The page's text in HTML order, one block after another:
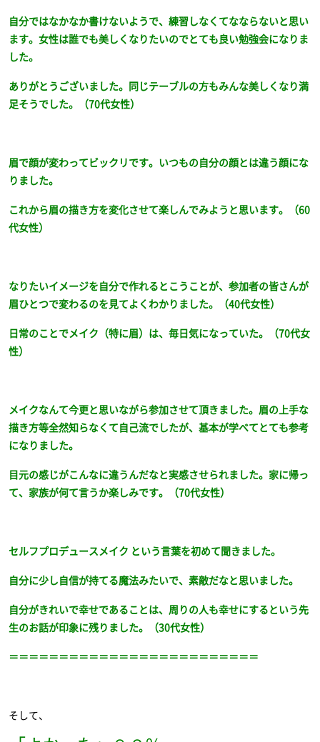
自分ではなかなか書けないようで、練習しなくてなならないと思い
ます。女性は誰でも美しくなりたいのでとても良い勉強会になりま
した。
ありがとうございました。同じテーブルの方もみんな美しくなり満
足そうでした。（70代女性）
眉で顔が変わってビックリです。いつもの自分の顔とは違う顔にな
りました。
これから眉の描き方を変化させて楽しんでみようと思います。（60
代女性）
なりたいイメージを自分で作れるとこうことが、参加者の皆さんが
眉ひとつで変わるのを見てよくわかりました。（40代女性）
日常のことでメイク（特に眉）は、毎日気になっていた。（70代女
性）
メイクなんて今更と思いながら参加させて頂きました。眉の上手な
描き方等全然知らなくて自己流でしたが、基本が学べてとても参考
になりました。
目元の感じがこんなに違うんだなと実感させられました。家に帰っ
て、家族が何て言うか楽しみです。（70代女性）
セルフプロデュースメイク という言葉を初めて聞きました。
自分に少し自信が持てる魔法みたいで、素敵だなと思いました。
自分がきれいで幸せであることは、周りの人も幸せにするという先
生のお話が印象に残りました。（30代女性）
＝＝＝＝＝＝＝＝＝＝＝＝＝＝＝＝＝＝＝＝＝＝＝＝＝
そして、